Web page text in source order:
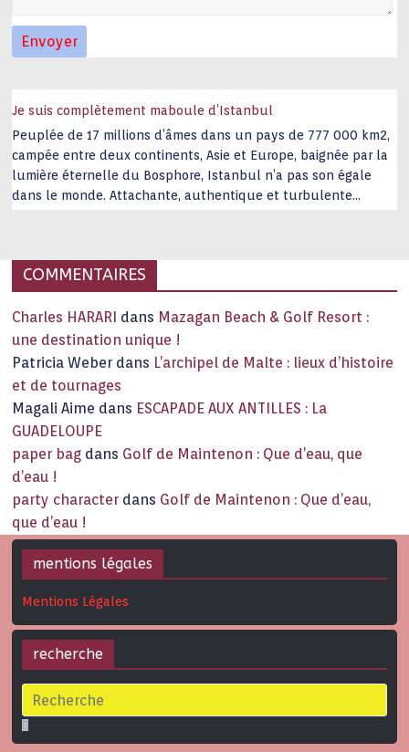
Je suis complètement maboule d’Istanbul
Peuplée de 17 millions d’âmes dans un pays de 777 000 km2,
campée entre deux continents, Asie et Europe, baignée par la
lumière éternelle du Bosphore, Istanbul n’a pas son égale
dans le monde. Attachante, authentique et turbulente
COMMENTAIRES
Charles HARARI dans Mazagan Beach & Golf Resort :
une destination unique !
Patricia Weber dans L’archipel de Malte : lieux d’histoire
et de tournages
Magali Aime dans ESCAPADE AUX ANTILLES : La
GUADELOUPE
paper bag dans Golf de Maintenon : Que d’eau, que
d’eau !
party character dans Golf de Maintenon : Que d’eau,
que d’eau !
mentions légales
Mentions Légales
recherche